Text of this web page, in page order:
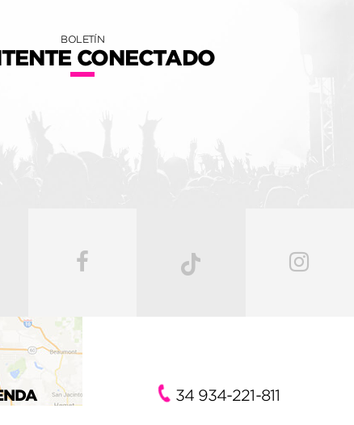
BOLETÍN
CONECTADO
34 934-221-811